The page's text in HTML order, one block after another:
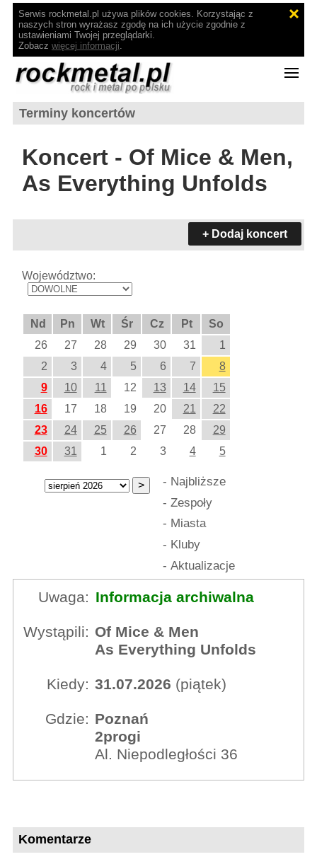
Serwis rockmetal.pl używa plików cookies. Korzystając z
naszych stron wyrażasz zgodę na ich użycie zgodnie z
ustawieniami Twojej przeglądarki.
Zobacz więcej informacji.
Terminy koncertów
Koncert - Of Mice & Men,
As Everything Unfolds
+ Dodaj koncert
Województwo:
Nd Pn Wt Śr Cz Pt
So
26
27 28 29 30 31
1
2
3 4 5 6 7
8
9
10 11 12 13 14
15
16
17 18 19 20 21
22
23
24 25 26 27 28
29
30
31 1 2 3 4 5
- Najbliższe
- Zespoły
- Miasta
- Kluby
- Aktualizacje
Uwaga: Informacja archiwalna
Wystąpili: Of Mice & Men
As Everything Unfolds
Kiedy: 31.07.2026 (piątek)
Gdzie: Poznań
2progi
Al. Niepodległości 36
Komentarze